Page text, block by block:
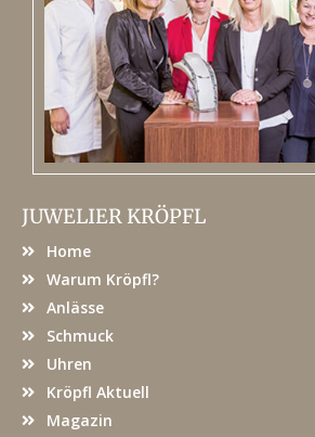
JUWELIER KRÖPFL
Home
Warum Kröpfl?
Anlässe
Schmuck
Uhren
Kröpfl Aktuell
Magazin